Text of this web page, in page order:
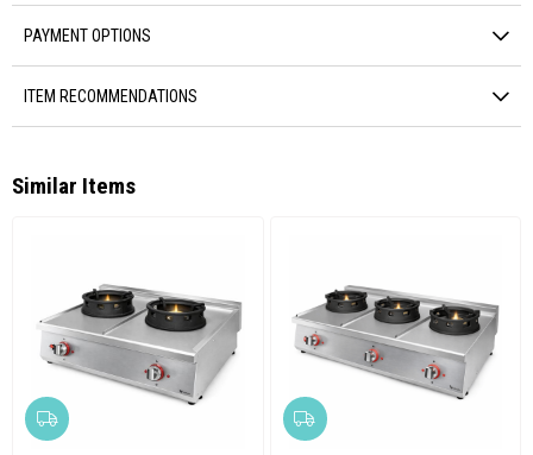
PAYMENT OPTIONS
ITEM RECOMMENDATIONS
Similar Items